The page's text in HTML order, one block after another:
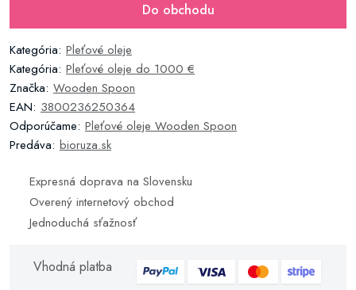
Do obchodu
Kategória: Pleťové oleje
Kategória: Pleťové oleje do 1000 €
Značka: Wooden Spoon
EAN: 3800236250364
Odporúčame: Pleťové oleje Wooden Spoon
Predáva: bioruza.sk
Expresná doprava na Slovensku
Overený internetový obchod
Jednoduchá sťažnosť
Vhodná platba